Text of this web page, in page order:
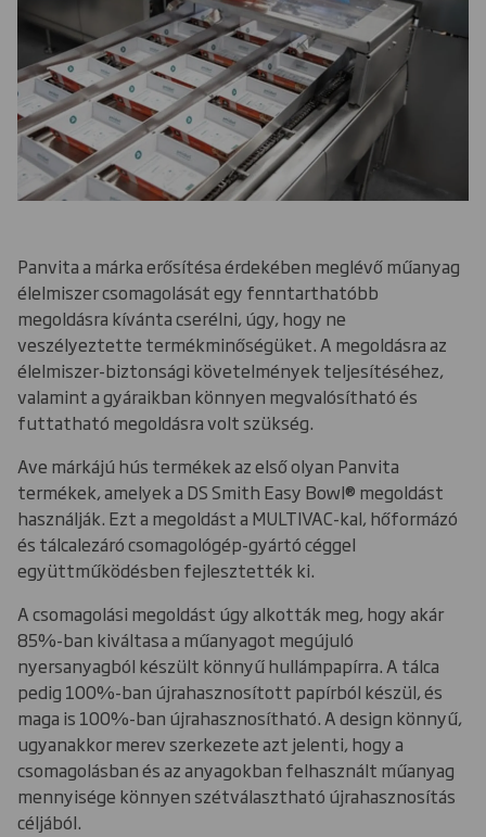
Panvita a márka erősítésa érdekében meglévő műanyag
élelmiszer csomagolását egy fenntarthatóbb
megoldásra kívánta cserélni, úgy, hogy ne
veszélyeztette termékminőségüket. A megoldásra az
élelmiszer-biztonsági követelmények teljesítéséhez,
valamint a gyáraikban könnyen megvalósítható és
futtatható megoldásra volt szükség.
Ave márkájú hús termékek az első olyan Panvita
termékek, amelyek a DS Smith Easy Bowl® megoldást
használják. Ezt a megoldást a MULTIVAC-kal, hőformázó
és tálcalezáró csomagológép-gyártó céggel
együttműködésben fejlesztették ki.
A csomagolási megoldást úgy alkották meg, hogy akár
85%-ban kiváltasa a műanyagot megújuló
nyersanyagból készült könnyű hullámpapírra. A tálca
pedig 100%-ban újrahasznosított papírból készül, és
maga is 100%-ban újrahasznosítható. A design könnyű,
ugyanakkor merev szerkezete azt jelenti, hogy a
csomagolásban és az anyagokban felhasznált műanyag
mennyisége könnyen szétválasztható újrahasznosítás
céljából.